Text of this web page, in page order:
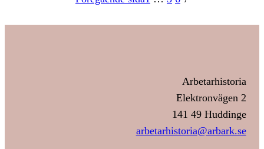
Arbetarhistoria
Elektronvägen 2
141 49 Huddinge
arbetarhistoria@arbark.se